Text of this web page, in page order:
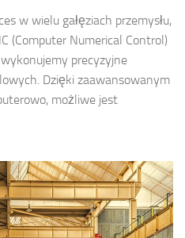
w wielu gałęziach przemysłu,
(Computer Numerical Control)
precyzyjne
Dzięki zaawansowanym
możliwe jest